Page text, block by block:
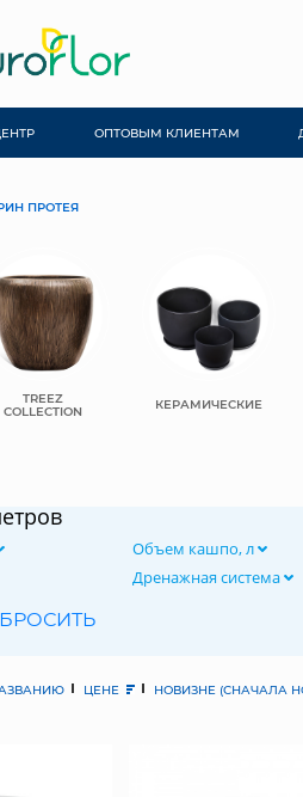
ОПТОВЫМ КЛИЕНТАМ
ПРОТЕЯ
TREEZ
COLLECTION КЕРАМИЧЕСКИЕ
Объем кашпо, л
Дренажная система
ЦЕНЕ НОВИЗНЕ (СНАЧАЛА